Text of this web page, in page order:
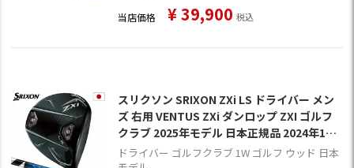
当店価格 ¥39,900 税込
スリクソン SRIXON ZXi LS ドライバー メン
ズ 右用 VENTUS ZXi ダンロップ ZXI ゴルフ
クラブ 2025年モデル 日本正規品 2024年11
月9日発売
ドライバー ゴルフクラブ 1W ゴルフ ウッド 日本